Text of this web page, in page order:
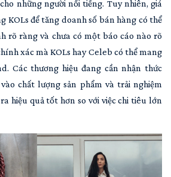
những người nổi tiếng. Tuy nhiên, giá
KOLs để tăng doanh số bán hàng có thể
rõ ràng và chưa có một báo cáo nào rõ
xác mà KOLs hay Celeb có thể mang
Các thương hiệu đang cần nhận thức
chất lượng sản phẩm và trải nghiệm
hiệu quả tốt hơn so với việc chi tiêu lớn